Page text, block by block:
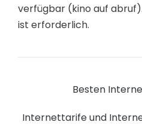
verfügbar (kino auf
ist erforderlich.
Besten
Internettarife und